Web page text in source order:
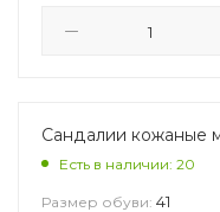
Сандалии кожаные
Есть в наличии: 20
Размер обуви: 41